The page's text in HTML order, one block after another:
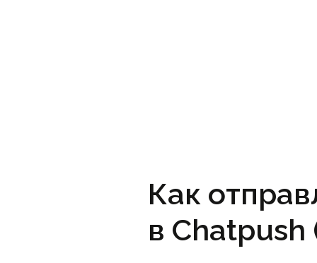
Как
в